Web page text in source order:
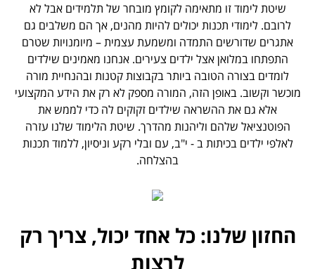
שיטת לימוד זו מתאימה לקומץ מובחר של תלמידים אבל לא
לרובם. לימודי תכנות יכולים להיות מהנים, אך הם משלבים גם
אתגרים שדורשים התמדה ומשמעת עצמית – מיומנויות שטרם
התפתחו במלואן אצל ילדים צעירים. אנחנו מאמינים שילדים
לומדים בצורה הטובה ביותר בקבוצות קטנות ובהנחיית מורה
מוכשר וקשוב. באופן הזה, המורה מספק לא רק את הידע המקצועי
אלא גם את ההשראה שילדים זקוקים לה כדי לממש את
הפוטנציאל שלהם וליהנות מהדרך. שיטת הלימוד שלנו עזרה
לאלפי ילדים בכיתות ב - י"ב, עם ובלי רקע וניסיון, ללמוד תכנות
בהצלחה.
החזון שלנו: כל אחד יכול, צריך רק
לרצות